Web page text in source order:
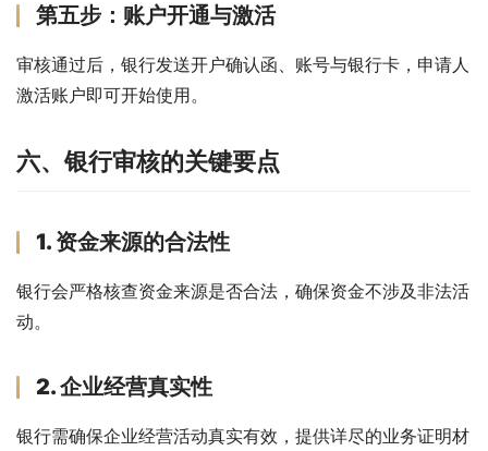
第五步：账户开通与激活
审核通过后，银行发送开户确认函、账号与银行卡，申请人
激活账户即可开始使用。
六、银行审核的关键要点
1. 资金来源的合法性
银行会严格核查资金来源是否合法，确保资金不涉及非法活
动。
2. 企业经营真实性
银行需确保企业经营活动真实有效，提供详尽的业务证明材